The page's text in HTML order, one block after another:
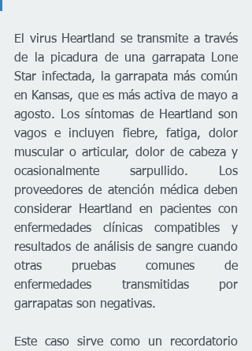
El virus Heartland se transmite a través
de la picadura de una garrapata Lone
Star infectada, la garrapata más común
en Kansas, que es más activa de mayo a
agosto. Los síntomas de Heartland son
vagos e incluyen fiebre, fatiga, dolor
muscular o articular, dolor de cabeza y
ocasionalmente sarpullido. Los
proveedores de atención médica deben
considerar Heartland en pacientes con
enfermedades clínicas compatibles y
resultados de análisis de sangre cuando
otras pruebas comunes de
enfermedades transmitidas por
garrapatas son negativas.
Este caso sirve como un recordatorio